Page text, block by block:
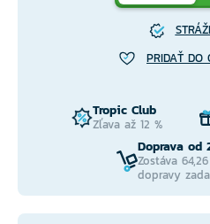
PRIDAŤ DO
Tropic Club
Zľava až 12 %
Doprava od
Zostáva
dopravy